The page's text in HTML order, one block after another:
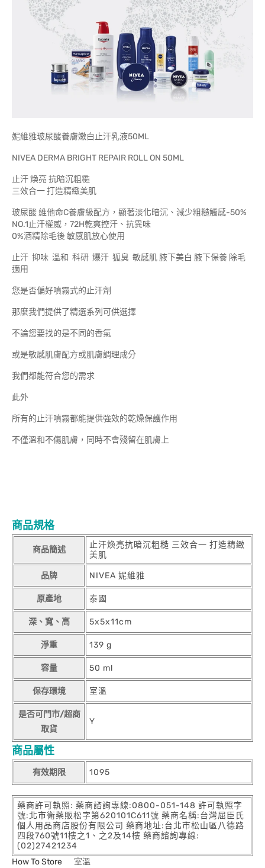
妮維雅玻尿酸養膚嫩白止汗乳液50ML
NIVEA DERMA BRIGHT REPAIR ROLL ON 50ML
止汗 煥亮 抗暗沉粗糙
三效合一 打造精緻美肌
玻尿酸 維他命C養膚級配方，顯著淡化暗沉、減少粗糙觸感-50%
NO.1止汗權威，72H乾爽控汗、抗異味
0%酒精除毛後 敏感肌放心使用
止汗 抑味 溫和 科研 爆汗 狐臭 敏感肌 腋下美白 腋下保養 除毛
適用
您是否偏好噴霧式的止汗劑
那麼我們提供了精選系列可供選擇
不論您要找的是不同的香氣
或是敏感肌膚配方或肌膚調理成分
我們都能符合您的需求
此外
所有的止汗噴霧都能提供強效的乾燥保護作用
不僅溫和不傷肌膚，同時不會殘留在肌膚上
商品規格
商品簡述
止汗煥亮抗暗沉粗糙 三效合一 打造精緻
美肌
品牌 NIVEA 妮維雅
原產地 泰國
深、寬、高 5x5x11cm
淨重 139 g
容量 50 ml
保存環境 室溫
是否可門市/超商
取貨
Y
商品屬性
有效期限 1095
藥商許可執照: 藥商諮詢專線:0800-051-148 許可執照字
號:北市衛藥販松字第620101C611號 藥商名稱:台灣屈臣氏
個人用品商店股份有限公司 藥商地址:台北市松山區八德路
四段760號11樓之1、之2及14樓 藥商諮詢專線:
(02)27421234
How To Store
室溫